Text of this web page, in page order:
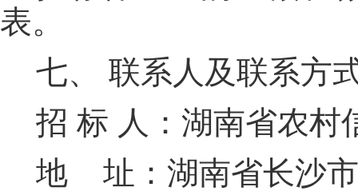
表。
七、 联系人及联系方
招 标 人：湖南省农村
地 址：湖南省长沙